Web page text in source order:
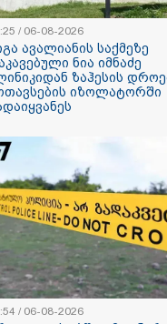
არ
- რას
გათიშვა -
ის წევრი
ნია
გიგა
12:54 /
/ 06-08-2026
ავალიანის საქმეზე
ნია იმნაძე
ზაჰესის
იზოლატორში
/ 06-08-2026